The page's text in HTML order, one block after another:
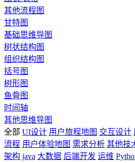
其他流程图
甘特图
基础思维导图
树状结构图
组织结构图
括号图
树形图
鱼骨图
时间轴
其他思维导图
全部 UI设计 用户旅程地图 交互设计
流程 用户体验地图 需求分析 其他技
架构 java 大数据 后端开发 运维